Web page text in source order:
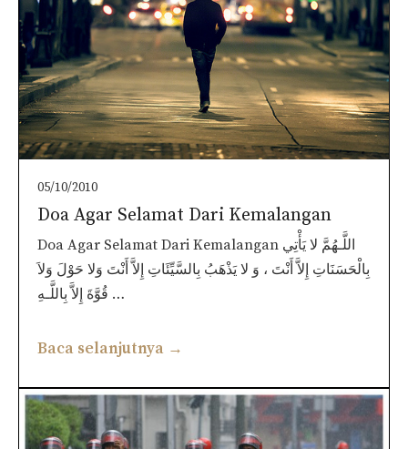
05/10/2010
Doa Agar Selamat Dari Kemalangan
Doa Agar Selamat Dari Kemalangan اللَّـهُمَّ لا يَأْتِي
بِالْحَسَنَاتِ إِلاَّ أَنْتَ ، وَ لا يَذْهَبُ بِالسَّيِّئَاتِ إِلاَّ أَنْتَ وَلا حَوْلَ وَلاَ
قُوَّةَ إِلاَّ بِاللَّـهِ …
Baca selanjutnya →